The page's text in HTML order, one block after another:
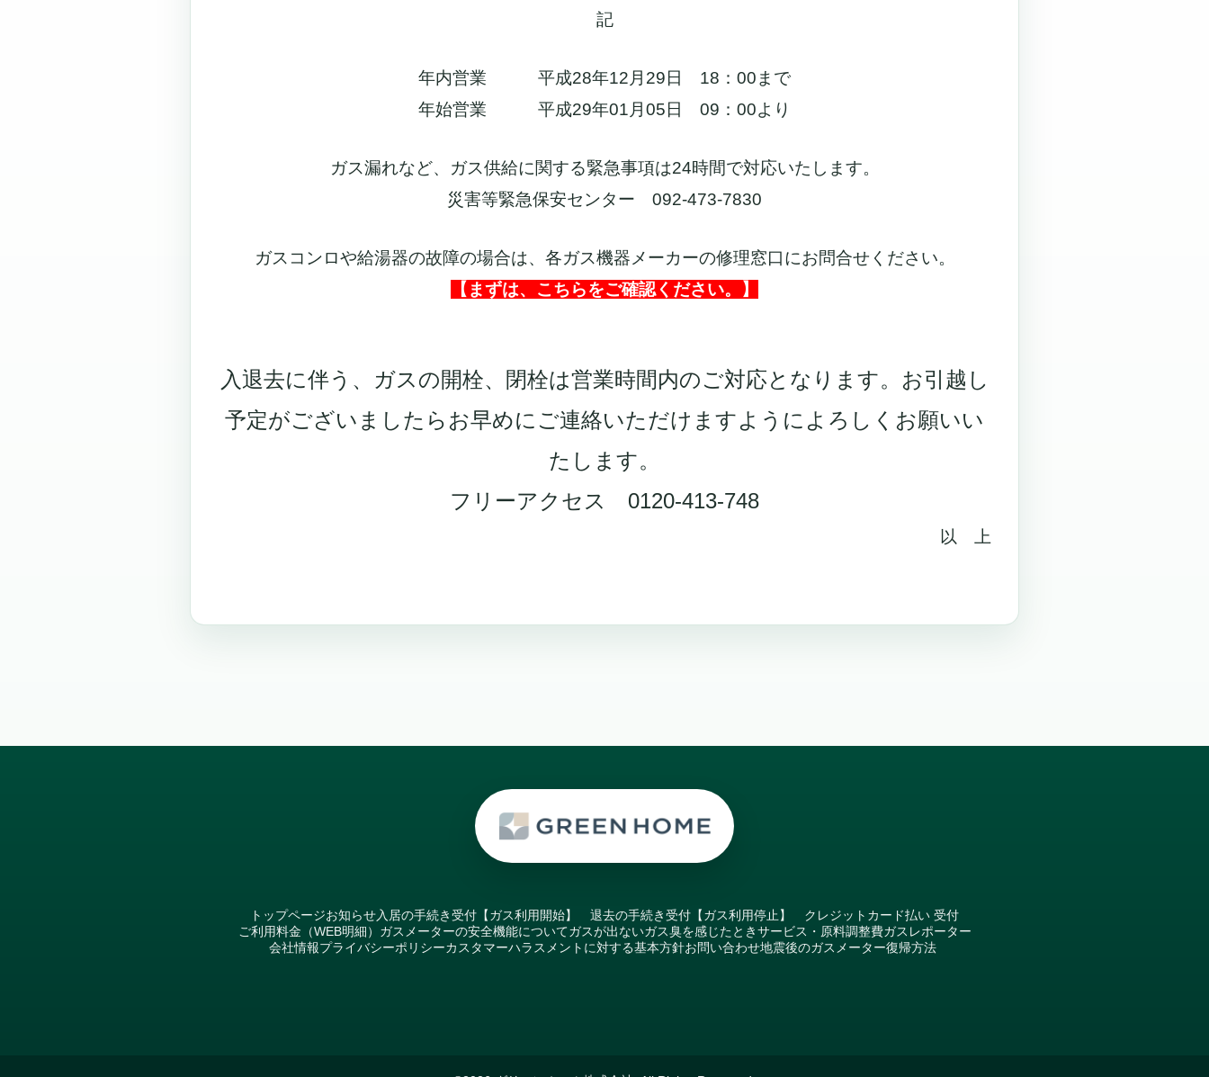
記
年内営業 平成28年12月29日 18：00まで
年始営業
平成29年01月05日 09：00より
ガス漏れなど、ガス供給に関する緊急事項は24時間で対応いたします。
災害等緊急保安センター 092-473-7830
ガスコンロや給湯器の故障の場合は、各ガス機器メーカーの修理窓口にお問合せください。
【まずは、こちらをご確認ください。】
入退去に伴う、ガスの開栓、閉栓は営業時間内のご対応となります。お引越し
予定がございましたらお早めにご連絡いただけますようによろしくお願いい
たします。
フリーアクセス 0120-413-748
以 上
トップページお知らせ入居の手続き受付【ガス利用開始】 退去の手続き受付【ガス利用停止】 クレジットカード払い 受付
ご利用料金（WEB明細） ガスメーターの安全機能についてガスが出ないガス臭を感じたときサービス・原料調整費ガスレポーター
会社情報プライバシーポリシーカスタマーハラスメントに対する基本方針お問い合わせ地震後のガスメーター復帰方法